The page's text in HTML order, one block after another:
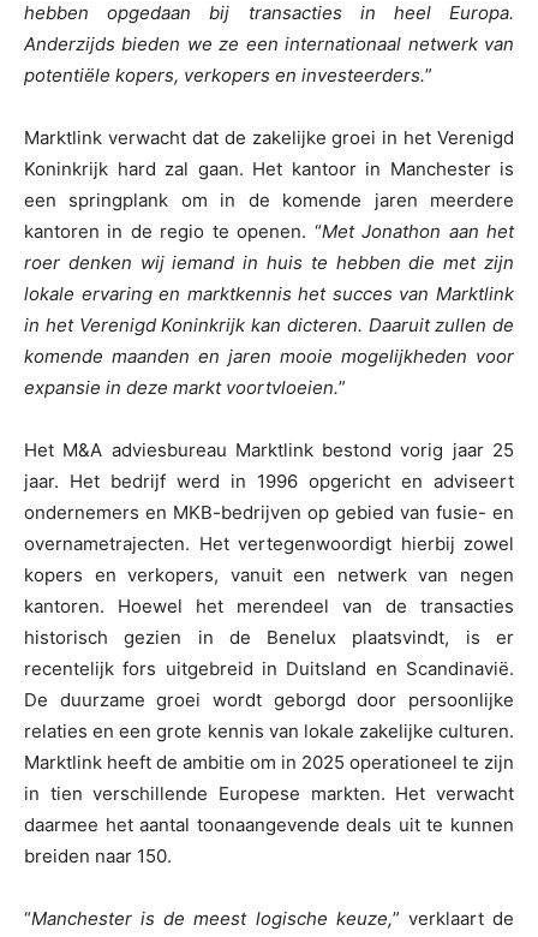
hebben opgedaan bij transacties in heel Europa.
Anderzijds bieden we ze een internationaal netwerk van
potentiële kopers, verkopers en investeerders.”
Marktlink verwacht dat de zakelijke groei in het Verenigd
Koninkrijk hard zal gaan. Het kantoor in Manchester is
een springplank om in de komende jaren meerdere
kantoren in de regio te openen. “Met Jonathon aan het
roer denken wij iemand in huis te hebben die met zijn
lokale ervaring en marktkennis het succes van Marktlink
in het Verenigd Koninkrijk kan dicteren. Daaruit zullen de
komende maanden en jaren mooie mogelijkheden voor
expansie in deze markt voortvloeien.”
Het M&A adviesbureau Marktlink bestond vorig jaar 25
jaar. Het bedrijf werd in 1996 opgericht en adviseert
ondernemers en MKB-bedrijven op gebied van fusie- en
overnametrajecten. Het vertegenwoordigt hierbij zowel
kopers en verkopers, vanuit een netwerk van negen
kantoren. Hoewel het merendeel van de transacties
historisch gezien in de Benelux plaatsvindt, is er
recentelijk fors uitgebreid in Duitsland en Scandinavië.
De duurzame groei wordt geborgd door persoonlijke
relaties en een grote kennis van lokale zakelijke culturen.
Marktlink heeft de ambitie om in 2025 operationeel te zijn
in tien verschillende Europese markten. Het verwacht
daarmee het aantal toonaangevende deals uit te kunnen
breiden naar 150.
“Manchester is de meest logische keuze,” verklaart de